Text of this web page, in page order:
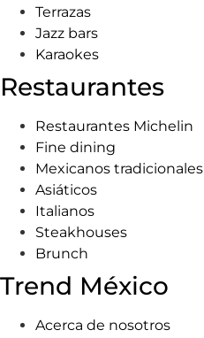
Terrazas
Jazz bars
Karaokes
Restaurantes
Restaurantes Michelin
Fine dining
Mexicanos tradicionales
Asiáticos
Italianos
Steakhouses
Brunch
Trend México
Acerca de nosotros